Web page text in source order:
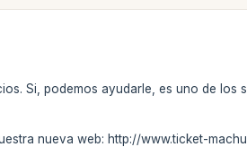
Si, podemos ayudarle, es uno de
nueva web: http://www.ticket-